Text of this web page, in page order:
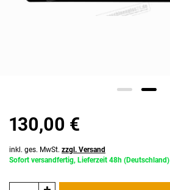
130,00 €
inkl. ges. MwSt. zzgl. Versand
Sofort versandfertig, Lieferzeit 48h (Deutschland)